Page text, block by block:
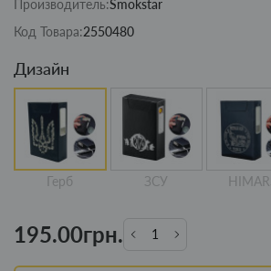
Производитель:Smokstar
Код Товара:2550480
Дизайн
Герб ЗСУ
195.00грн.